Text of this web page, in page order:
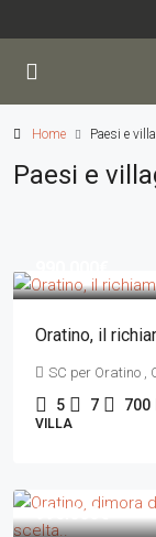
Home Paesi e
Paesi e
Oratino, il
SC per Oratino ,
5 7 700
VILLA
990.000€